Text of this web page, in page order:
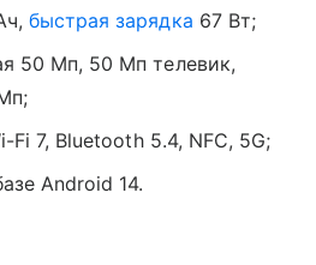
быстрая зарядка 67 Вт;
50 Мп, 50 Мп телевик,
Fi 7, Bluetooth 5.4, NFC, 5G;
Android 14.